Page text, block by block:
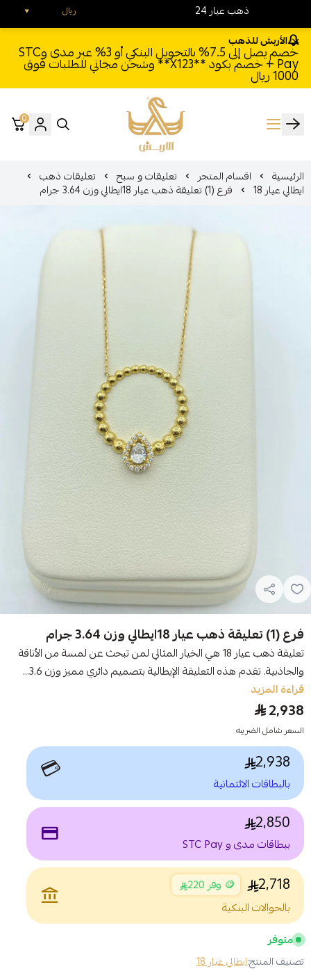
الأربش للذهب
خصم يصل إلى 7.5% بالتحويل البنكي أو 3% عبر مدى وSTC
Pay + خصم بكود **X123** وشحن مجاني للطلبات فوق
1000 ريال
الأربش للذهب
0
الرئيسية اقسام المتجر تعليقات و سبح تعليقات ذهب
ايطالي عيار 18 فرع (1) تعليقة ذهب عيار 18ايطالي وزن 3.64 جرام
فرع (1) تعليقة ذهب عيار 18ايطالي وزن 3.64 جرام
تعليقة ذهب عيار 18 هي الخيار المثالي لمن تبحث عن لمسة من الأناقة
والجاذبية. تقدم هذه التعليقة الإيطالية بتصميم دائري مميز وزن 3.6...
قراءة المزيد
2,938
السعر شامل الضريبه
2,938
بالبطاقات الائتمانية 💳
2,850
ببطاقات مدى و STC Pay payment
2,718 🪙 وفر 220
بالحوالات البنكية
account_balance
متوفر
تصنيف المنتج:ايطالي عيار 18
24 ذهب عيار ريال